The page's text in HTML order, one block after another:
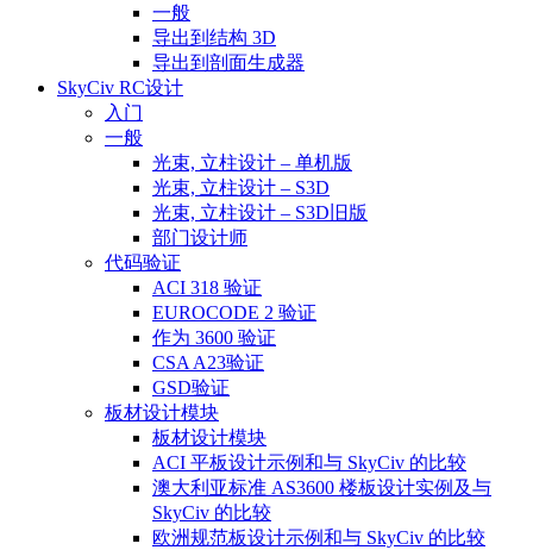
一般
导出到结构 3D
导出到剖面生成器
SkyCiv RC设计
入门
一般
光束, 立柱设计 – 单机版
光束, 立柱设计 – S3D
光束, 立柱设计 – S3D旧版
部门设计师
代码验证
ACI 318 验证
EUROCODE 2 验证
作为 3600 验证
CSA A23验证
GSD验证
板材设计模块
板材设计模块
ACI 平板设计示例和与 SkyCiv 的比较
澳大利亚标准 AS3600 楼板设计实例及与
SkyCiv 的比较
欧洲规范板设计示例和与 SkyCiv 的比较